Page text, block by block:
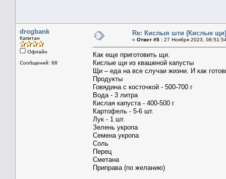
drogbank
Капитан
Офлайн
Сообщений: 68
Re: Кислыя шти (Кислые щи)
« Ответ #5 : 27 Ноября 2023,
Как еще приготовить щи
Кислые щи из квашеной капусты
Щи – еда на все случаи жизни. И как
Продукты
Говядина с косточкой - 500-700 г
Вода - 3 литра
Кислая капуста - 400-500 г
Картофель - 5-6 шт.
Лук - 1 шт.
Зелень укропа
Семена укропа
Соль
Перец
Сметана
Приправа (по желанию)